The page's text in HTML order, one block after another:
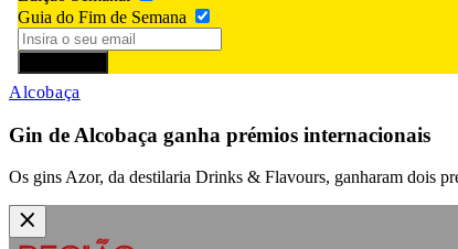
Guia do Fim de Semana
Alcobaça
Gin de Alcobaça ganha prémios internacionais
Os gins Azor, da destilaria Drinks & Flavours, ganharam dois